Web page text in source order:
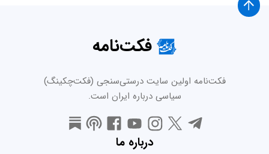
فکت‌نامه
فکت‌نامه اولین سایت درستی‌سنجی (فکت‌چکینگ)
سیاسی درباره ایران است.
درباره ما